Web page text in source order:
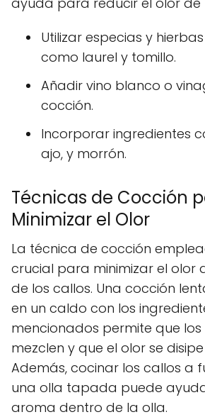
Utilizar especias y
como laurel y tomillo.
Añadir vino blanco o
cocción.
Incorporar ingredientes
ajo, y morrón.
Técnicas de Cocción
Minimizar el Olor
La técnica de cocción
crucial para minimizar el olor
de los callos. Una cocción
en un caldo con los
mencionados permite que los
mezclen y que el olor se
Además, cocinar los callos a
una olla tapada puede
aroma dentro de la olla.